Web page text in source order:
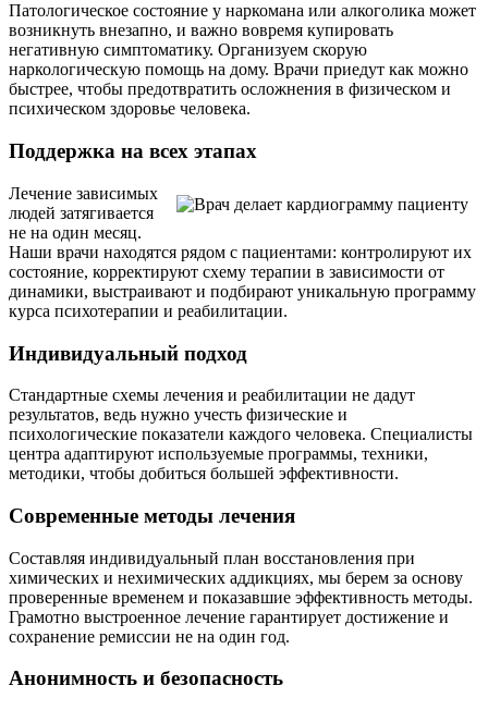
Патологическое состояние у наркомана или алкоголика может
возникнуть внезапно, и важно вовремя купировать
негативную симптоматику. Организуем скорую
наркологическую помощь на дому. Врачи приедут как можно
быстрее, чтобы предотвратить осложнения в физическом и
психическом здоровье человека.
Поддержка на всех этапах
Лечение зависимых
людей затягивается
не на один месяц.
Наши врачи находятся рядом с пациентами: контролируют их
состояние, корректируют схему терапии в зависимости от
динамики, выстраивают и подбирают уникальную программу
курса психотерапии и реабилитации.
Индивидуальный подход
Стандартные схемы лечения и реабилитации не дадут
результатов, ведь нужно учесть физические и
психологические показатели каждого человека. Специалисты
центра адаптируют используемые программы, техники,
методики, чтобы добиться большей эффективности.
Современные методы лечения
Составляя индивидуальный план восстановления при
химических и нехимических аддикциях, мы берем за основу
проверенные временем и показавшие эффективность методы.
Грамотно выстроенное лечение гарантирует достижение и
сохранение ремиссии не на один год.
Анонимность и безопасность